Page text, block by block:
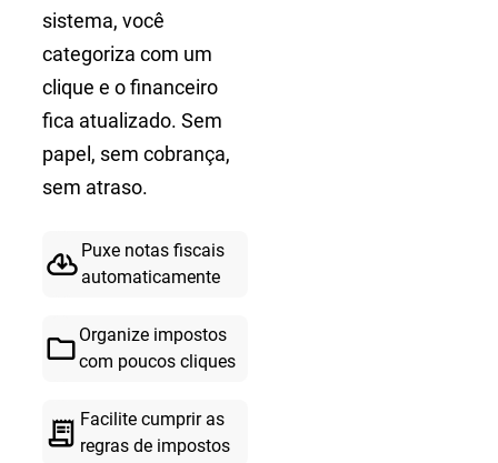
sistema, você
categoriza com um
clique e o financeiro
fica atualizado. Sem
papel, sem cobrança,
sem atraso.
cloud_download Puxe notas fiscais
automaticamente
folder Organize impostos
com poucos cliques
receipt_long Facilite cumprir as
regras de impostos